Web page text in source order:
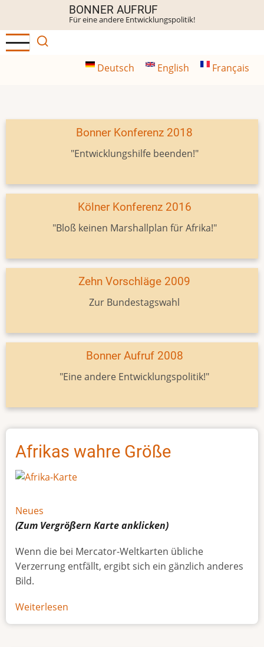
Inhalt
BONNER AUFRUF
Für eine andere Entwicklungspolitik!
Deutsch English Français
Bonner Konferenz 2018
"Entwicklungshilfe beenden!"
Kölner Konferenz 2016
"Bloß keinen Marshallplan für Afrika!"
Zehn Vorschläge 2009
Zur Bundestagswahl
Bonner Aufruf 2008
"Eine andere Entwicklungspolitik!"
Afrikas wahre Größe
Neues
(Zum Vergrößern Karteanklicken)
Wenn die bei Mercator-Weltkarten übliche
Verzerrung entfällt, ergibt sich ein gänzlich anderes
Bild.
Weiterlesen
Afrikas